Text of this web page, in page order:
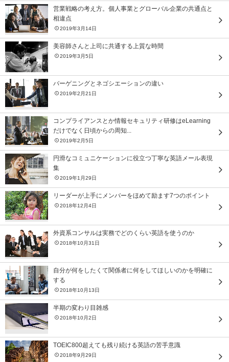
営業戦略の考え方。個人事業とグローバル企業の共通点と
相違点
2019年3月14日
美容師さんと上司に共通する上質な時間
2019年3月5日
バーゲニングとネゴシエーションの違い
2019年2月21日
コンプライアンスとか情報セキュリティ研修はeLearning
だけでなく日頃からの周知...
2019年2月5日
円滑なコミュニケーションに役立つ丁寧な英語メール表現
集
2019年1月29日
リーダーが上手にメンバーをほめて励ます7つのポイント
2018年12月4日
外資系コンサルは実務でどのくらい英語を使うのか
2018年10月31日
自分が何をしたくて関係者に何をしてほしいのかを明確に
する
2018年10月13日
半期の変わり目雑感
2018年10月2日
TOEIC800超えても残り続ける英語の苦手意識
2018年9月29日